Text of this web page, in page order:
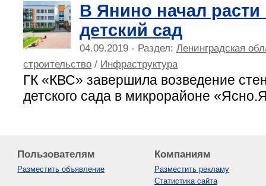
В Янино начал
детский сад
04.09.2019 - Раздел: Ленинградская
строительство / Инфраструктура
ГК «КВС» завершила возведение
детского сада в микрорайоне
Пользователям
Разместить объявление
Компаниям
Разместить рекламу
Статистика сайта